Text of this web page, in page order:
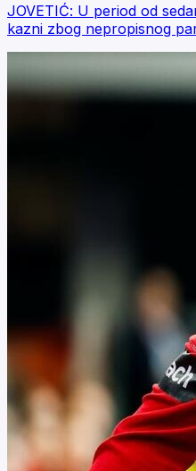
JOVETIĆ: U period od
kazni zbog nepropisnog